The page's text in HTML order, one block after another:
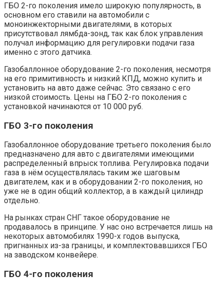
ГБО 2-го поколения имело широкую популярность, в
основном его ставили на автомобили с
моноинжекторными двигателями, в которых
присутствовал лямбда-зонд, так как блок управления
получал информацию для регулировки подачи газа
именно с этого датчика.
Газобаллонное оборудование 2-го поколения, несмотря
на его примитивность и низкий КПД, можно купить и
установить на авто даже сейчас. Это связано с его
низкой стоимость. Цены на ГБО 2-го поколения с
установкой начинаются от 10 000 руб.
ГБО 3-го поколения
Газобаллонное оборудование третьего поколения было
предназначено для авто с двигателями имеющими
распределенный впрыск топлива. Регулировка подачи
газа в нём осуществлялась таким же шаговым
двигателем, как и в оборудовании 2-го поколения, но
уже не в один общий коллектор, а в каждый цилиндр
отдельно.
На рынках стран СНГ такое оборудование не
продавалось в принципе. У нас оно встречается лишь на
некоторых автомобилях 1990-х годов выпуска,
пригнанных из-за границы, и комплектовавшихся ГБО
на заводском конвейере.
ГБО 4-го поколения